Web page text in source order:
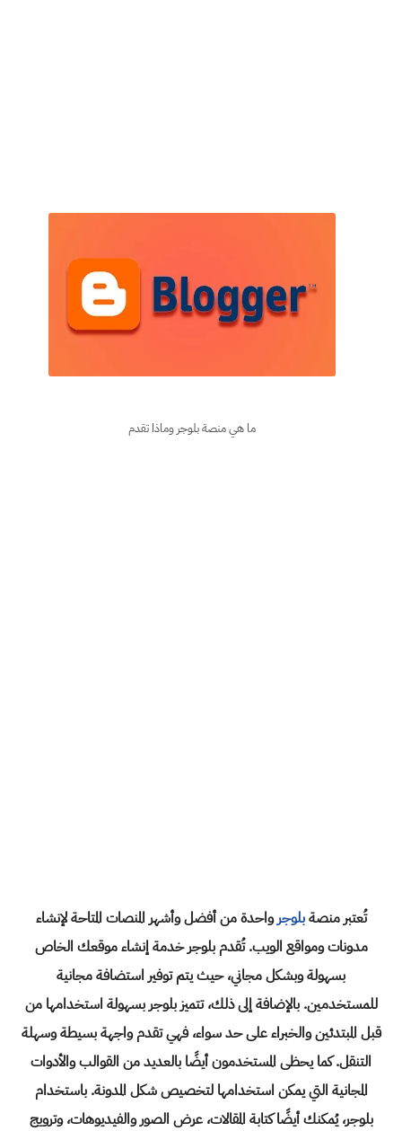
ما هي منصة بلوجر وماذا تقدم
تُعتبر منصةبلوجرواحدة من أفضل وأشهر المنصات المتاحةلإنشاء
مدونات ومواقع الويب. تُقدمبلوجرخدمة إنشاء موقعك الخاص
بسهولة وبشكل مجاني، حيث يتم توفير استضافة مجانية
للمستخدمين. بالإضافة إلى ذلك، تتميز بلوجر بسهولة استخدامها من
قبل المبتدئين والخبراء على حد سواء، فهي تقدم واجهة بسيطة وسهلة
التنقل. كما يحظى المستخدمون أيضًا بالعديد من القوالب والأدوات
المجانية التي يمكن استخدامها لتخصيص شكل المدونة. باستخدام
بلوجر، يُمكنك أيضًا كتابة المقالات، عرض الصور والفيديوهات، وترويج